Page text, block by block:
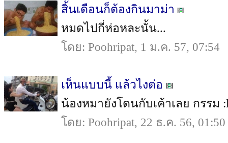
สิ้นเดือนก็ต้องกินมาม่า
หมดไปกี่ห่อหละนั้น...
โดย: Poohripat, 1 ม.ค. 57, 07:54
เห็นแบบนี้ แล้วไงต่อ
น้องหมายังโดนกับเค้าเลย กรรม
โดย: Poohripat, 22 ธ.ค. 56, 01:50